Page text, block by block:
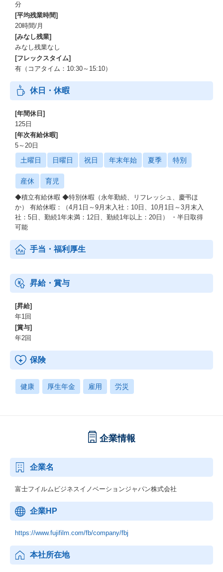
分
[平均残業時間]
20時間/月
[みなし残業]
みなし残業なし
[フレックスタイム]
有（コアタイム：10:30～15:10）
休日・休暇
[年間休日]
125日
[年次有給休暇]
5～20日
土曜日 日曜日 祝日 年末年始 夏季 特別
産休 育児
◆積立有給休暇 ◆特別休暇（永年勤続、リフレッシュ、慶弔ほ
か） 有給休暇：（4月1日～9月末入社：10日、10月1日～3月末入
社：5日、勤続1年未満：12日、勤続1年以上：20日） ・半日取得
可能
手当・福利厚生
昇給・賞与
[昇給]
年1回
[賞与]
年2回
保険
健康 厚生年金 雇用 労災
企業情報
企業名
富士フイルムビジネスイノベーションジャパン株式会社
企業HP
https://www.fujifilm.com/fb/company/fbj
本社所在地